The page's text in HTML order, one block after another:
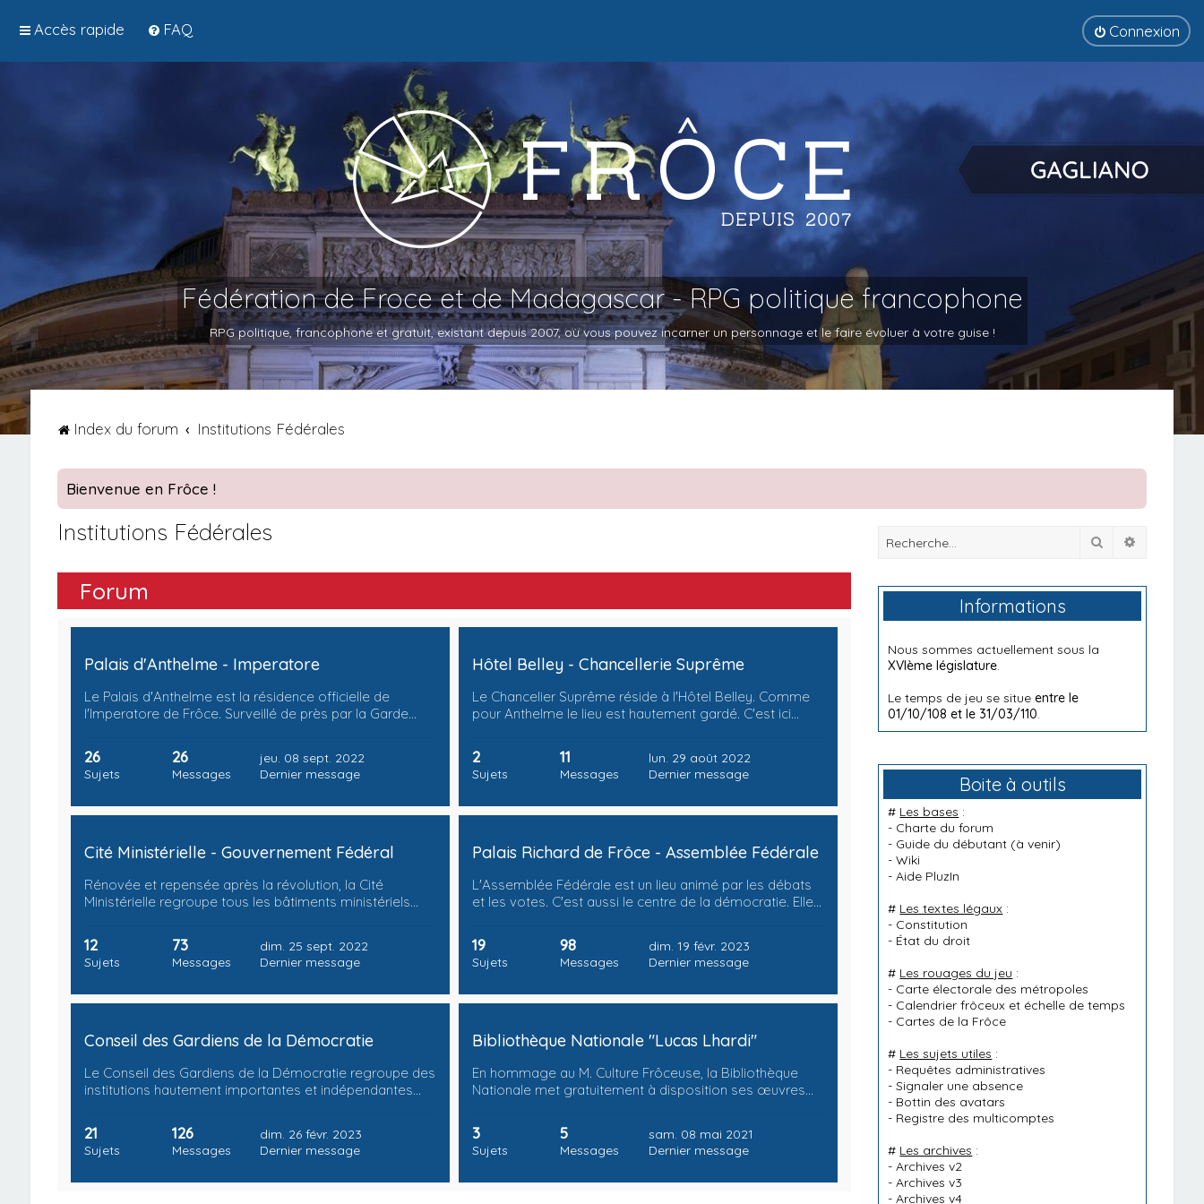
Accès rapide FAQ Connexion
Fédération de Froce et de Madagascar - RPG politique francophone
RPG politique, francophone et gratuit, existant depuis 2007, où vous pouvez incarner un personnage et le faire évoluer à votre guise !
Index du forum Institutions Fédérales
Bienvenue en Frôce !
Institutions Fédérales
Forum
Palais d'Anthelme - Imperatore
Le Palais d'Anthelme est la résidence officielle de
l'Imperatore de Frôce. Surveillé de près par la Garde…
26
Sujets
26
Messages
jeu. 08 sept. 2022
Dernier message
Hôtel Belley - Chancellerie Suprême
Le Chancelier Suprême réside à l'Hôtel Belley. Comme
pour Anthelme le lieu est hautement gardé. C'est ici…
2
Sujets
11
Messages
lun. 29 août 2022
Dernier message
Cité Ministérielle - Gouvernement Fédéral
Rénovée et repensée après la révolution, la Cité
Ministérielle regroupe tous les bâtiments ministériels…
12
Sujets
73
Messages
dim. 25 sept. 2022
Dernier message
Palais Richard de Frôce - Assemblée Fédérale
L'Assemblée Fédérale est un lieu animé par les débats
et les votes. C'est aussi le centre de la démocratie. Elle…
19
Sujets
98
Messages
dim. 19 févr. 2023
Dernier message
Conseil des Gardiens de la Démocratie
Le Conseil des Gardiens de la Démocratie regroupe des
institutions hautement importantes et indépendantes…
21
Sujets
126
Messages
dim. 26 févr. 2023
Dernier message
Bibliothèque Nationale "Lucas Lhardi"
En hommage au M. Culture Frôceuse, la Bibliothèque
Nationale met gratuitement à disposition ses œuvres…
3
Sujets
5
Messages
sam. 08 mai 2021
Dernier message
Rechercher
Informations
Nous sommes actuellement sous la
XVIème législature.
Le temps de jeu se situeentre le
01/10/108 et le 31/03/110.
Boite à outils
# Les bases :
- Charte du forum
- Guide du débutant (à venir)
-Wiki
-Aide PluzIn
# Les textes légaux :
- Constitution
- État du droit
# Les rouages du jeu :
- Carte électorale des métropoles
- Calendrier frôceux et échelle de temps
- Cartes de la Frôce
# Les sujets utiles :
- Requêtes administratives
-Signaler une absence
- Bottin des avatars
- Registre des multicomptes
# Les archives :
-Archives v2
-Archives v3
-Archives v4